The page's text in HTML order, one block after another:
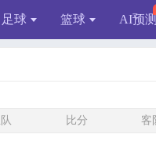
足球 篮球 AI预
比分 客